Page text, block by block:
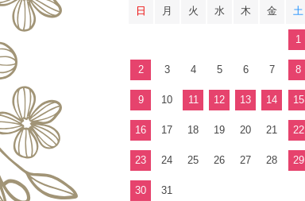
日 月 火 水 木 金 土
1
2 3 4 5 6 7 8
9 10 11 12 13 14 15
16 17 18 19 20 21 22
23 24 25 26 27 28 29
30 31